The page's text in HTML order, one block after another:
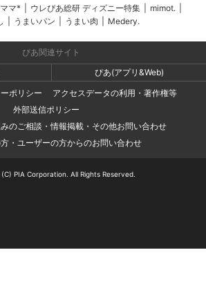
マ* ウレぴあ総研 ディズニー特集 mimot.
うまいパン うまい肉 Medery.
ぴあ関連サイト
ぴあ(アプリ&Web)
ポリシー
アクセスデータの利用・著作権等
外部送信ポリシー
のご相談・情報掲載・その他お問い合わせ
・ユーザーの方からのお問い合わせ
PIA Corporation. All Rights Reserved.